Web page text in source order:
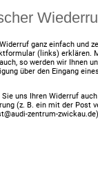
ganz einfach und
(links) erklären.
so werden wir Ihnen
über den Eingang
uns Ihren Widerruf
(z. B. ein mit der Post
zentrum-